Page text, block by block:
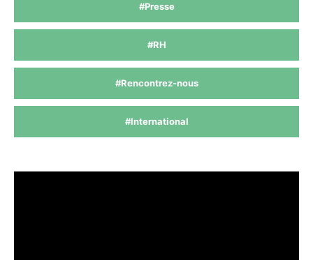
#Presse
#RH
#Rencontrez-nous
#International